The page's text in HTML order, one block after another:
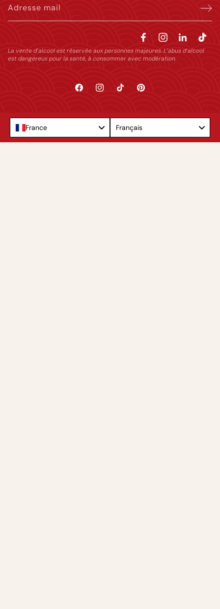
Adresse mail
La vente d’alcool est réservée aux personnes majeures. L’abus d’alcool
est dangereux pour la santé, à consommer avec modération.
FacebookInstagramTikTok Pinterest
France Français